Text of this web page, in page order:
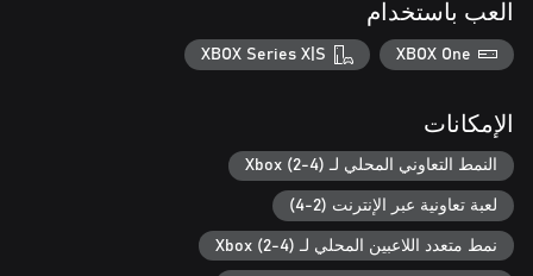
• New "hired heavies" aid you in battle! Have two recruits at
• Loads of NPCs to meet, interact with, and punch in the face -
• Awesome anime intro, comic book cutscenes, English and
Japanese voiceovers, and a spectacular soundtrack featuring
LET'S GO, BROS! The legendary Double Dragons, Billy and Jimmy
Lee, are busting out of their dojos and joining River City Girls 2
العب باستخدام
XBOX One
XBOX Series X|S
الإمكانات
النمط التعاوني المحلي لـ Xbox (2-4)
لعبة تعاونية عبر الإنترنت (2-4)
نمط متعدد اللاعبين المحلي لـ Xbox (2-4)